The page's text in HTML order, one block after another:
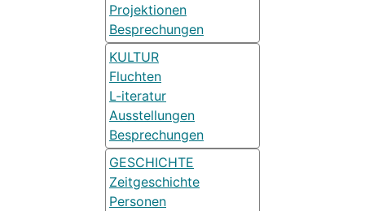
Projektionen
Besprechungen
KULTUR
Fluchten
L-iteratur
Ausstellungen
Besprechungen
GESCHICHTE
Zeitgeschichte
Personen